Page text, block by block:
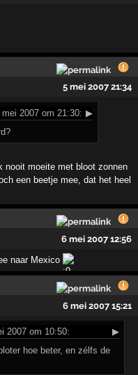
5 mei 2007 21:34
2007 om 21:30: ▶
nooit moeite met bloot zonnen
een beetje mee, dat het heel
6 mei 2007 12:56
naar Mexico
6 mei 2007 15:21
2007 om 10:50:
▶
hoe beter, en zélfs de